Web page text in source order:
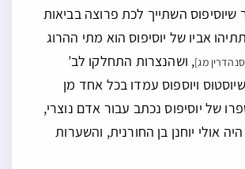
שיוסיפוס השתייך לכת פרוצה בביאות
אביו של יוסיפוס הוא מתי ההרוג
מג], ושהנצרות התחלקו לב’
ויוספוס עמדו בכל אחד מן
של יוסיפוס נכתב עבור אדם נוצרי,
היה אולי יוחנן בן החורנית, והשערות